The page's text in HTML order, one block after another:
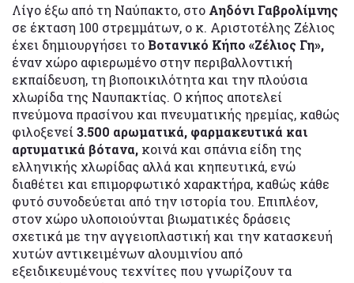
Λίγο έξω από τη Ναύπακτο, στο Αηδόνι Γαβρολίμνης
σε έκταση 100 στρεμμάτων, ο κ. Αριστοτέλης Ζέλιος
έχει δημιουργήσει το Βοτανικό Κήπο «Ζέλιος Γη»,
έναν χώρο αφιερωμένο στην περιβαλλοντική
εκπαίδευση, τη βιοποικιλότητα και την πλούσια
χλωρίδα της Ναυπακτίας. Ο κήπος αποτελεί
πνεύμονα πρασίνου και πνευματικής ηρεμίας, καθώς
φιλοξενεί 3.500 αρωματικά, φαρμακευτικά και
αρτυματικά βότανα, κοινά και σπάνια είδη της
ελληνικής χλωρίδας αλλά και κηπευτικά, ενώ
διαθέτει και επιμορφωτικό χαρακτήρα, καθώς κάθε
φυτό συνοδεύεται από την ιστορία του. Επιπλέον,
στον χώρο υλοποιούνται βιωματικές δράσεις
σχετικά με την αγγειοπλαστική και την κατασκευή
χυτών αντικειμένων αλουμινίου από
εξειδικευμένους τεχνίτες που γνωρίζουν τα